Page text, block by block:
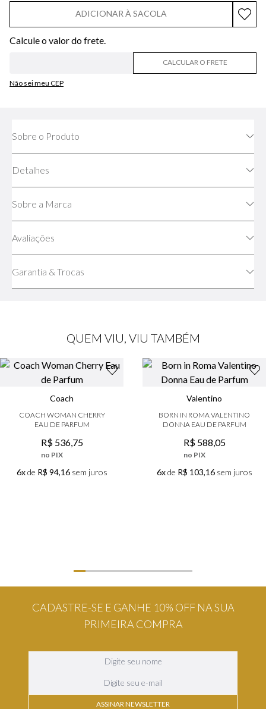
ADICIONAR À SACOLA
Não sei meu CEP
CALCULAR O FRETE
Sobre o Produto
Detalhes
Sobre a Marca
Avaliações
Garantia & Trocas
QUEM VIU, VIU TAMBÉM
Coach
COACH WOMAN CHERRY
EAU DE PARFUM
R$ 536,75
no PIX
6xde R$ 94,16sem juros
Valentino
BORN IN ROMA VALENTINO
DONNA EAU DE PARFUM
R$ 588,05
no PIX
6xde R$ 103,16sem juros
CADASTRE-SE E GANHE 10% OFF NA SUA
PRIMEIRA COMPRA
ASSINAR NEWSLETTER